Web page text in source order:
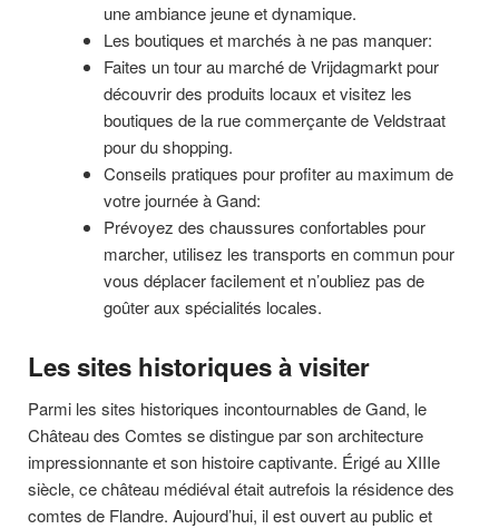
une ambiance jeune et dynamique.
Les boutiques et marchés à ne pas manquer:
Faites un tour au marché de Vrijdagmarkt pour
découvrir des produits locaux et visitez les
boutiques de la rue commerçante de Veldstraat
pour du shopping.
Conseils pratiques pour profiter au maximum de
votre journée à Gand:
Prévoyez des chaussures confortables pour
marcher, utilisez les transports en commun pour
vous déplacer facilement et n’oubliez pas de
goûter aux spécialités locales.
Les sites historiques à visiter
Parmi les sites historiques incontournables de Gand, le
Château des Comtes se distingue par son architecture
impressionnante et son histoire captivante. Érigé au XIIIe
siècle, ce château médiéval était autrefois la résidence des
comtes de Flandre. Aujourd’hui, il est ouvert au public et